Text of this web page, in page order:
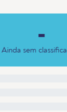
-
Ainda sem